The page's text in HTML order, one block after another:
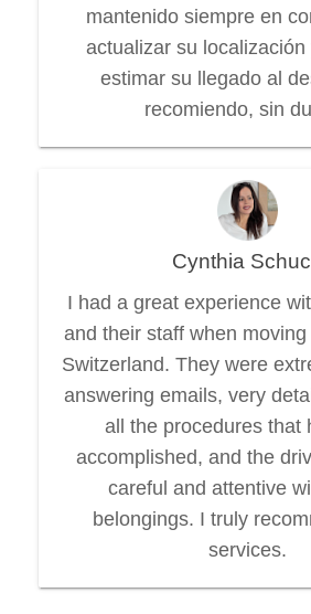
mantenido siempre en
actualizar su
estimar su llegado al
recomiendo, sin
Cynthia
I had a great experience
and their staff when
Switzerland. They were
answering emails, very
all the procedures that
accomplished, and the
careful and attentive
belongings. I truly
services.